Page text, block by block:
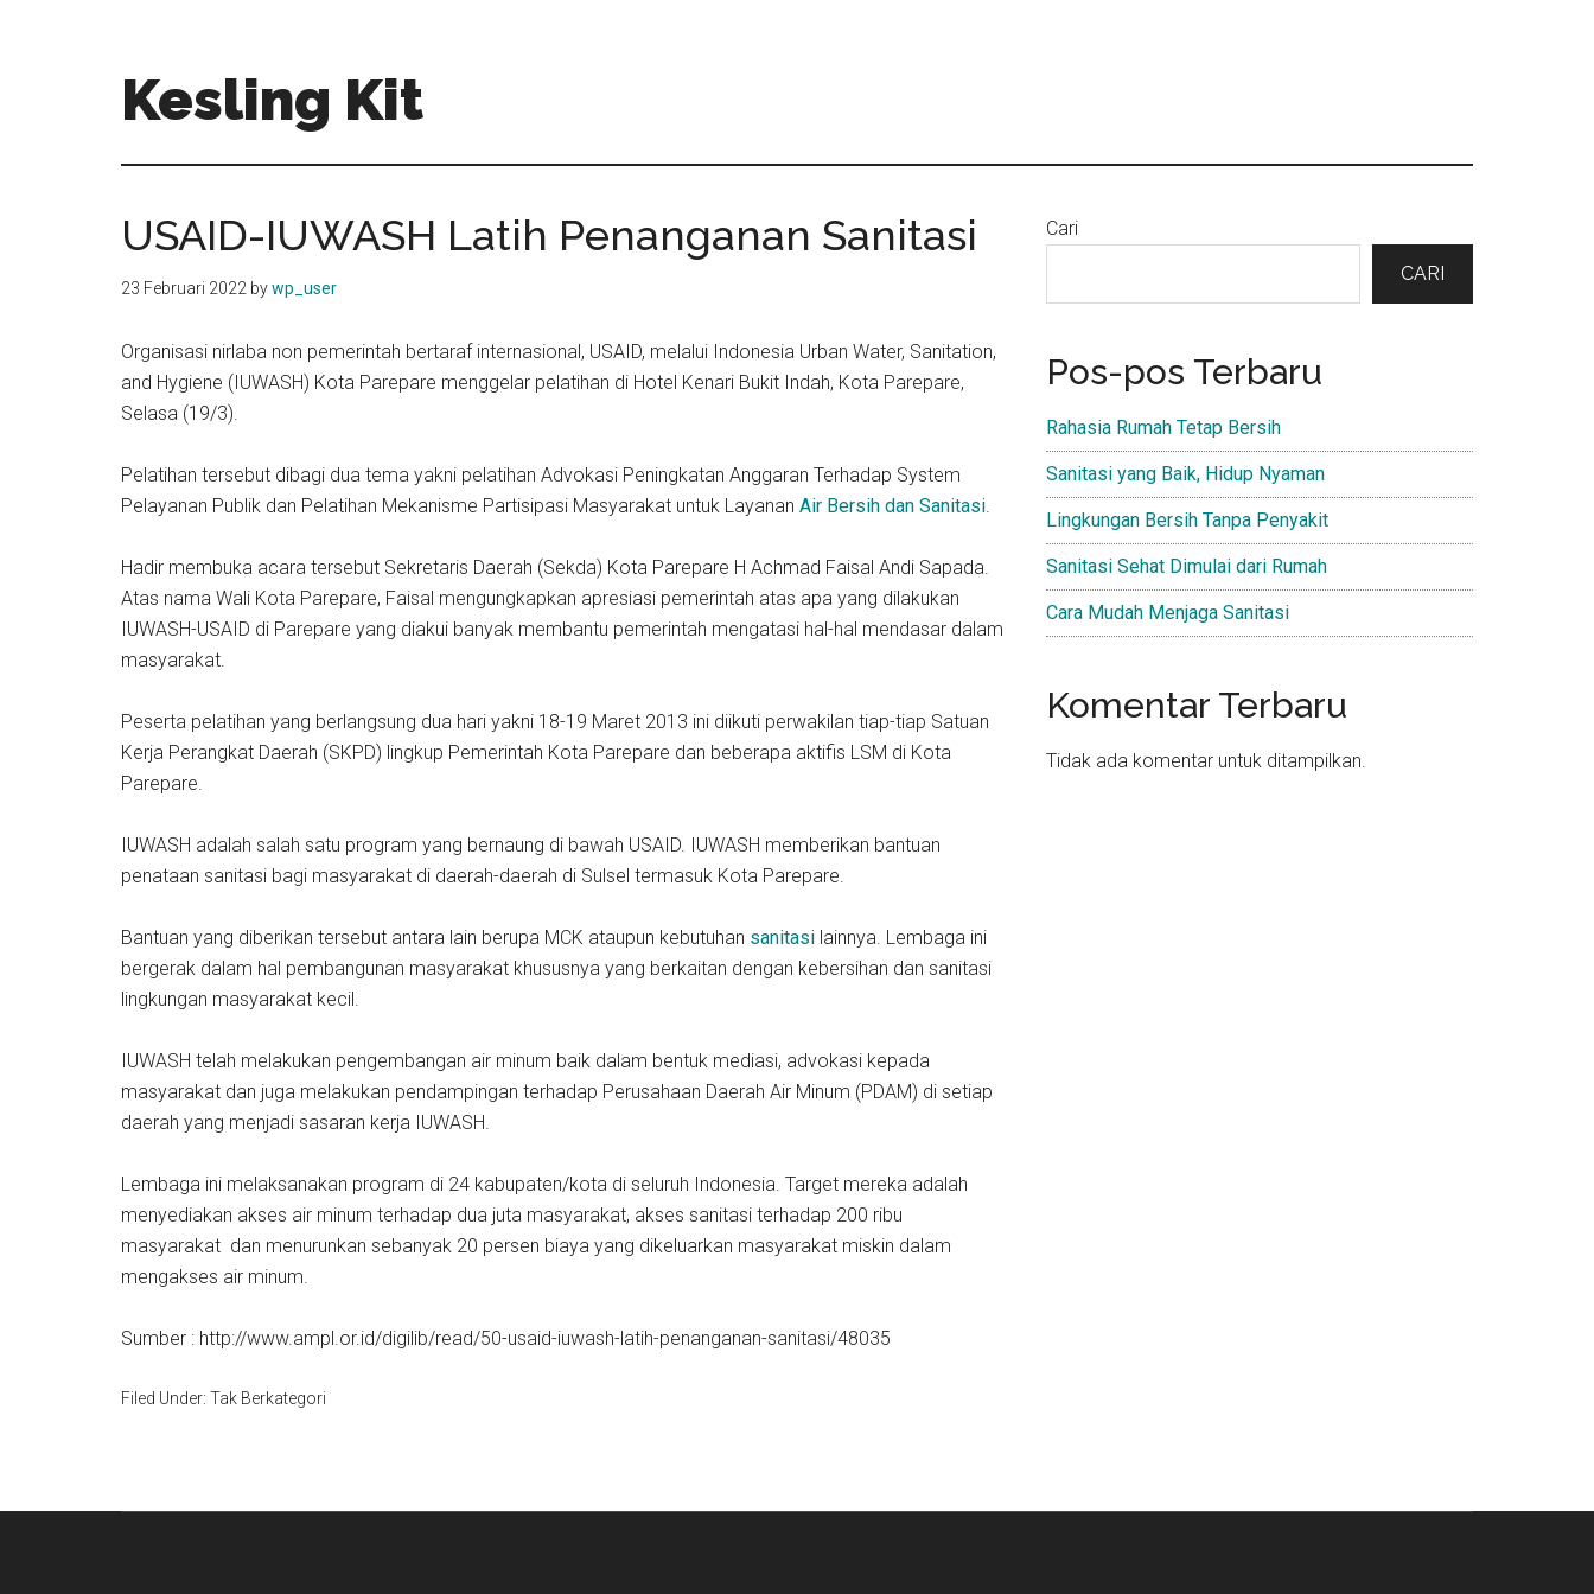
Kesling Kit
USAID-IUWASH Latih Penanganan Sanitasi
23 Februari 2022 bywp_user
Organisasi nirlaba non pemerintah bertaraf internasional, USAID, melalui Indonesia Urban Water, Sanitation,
and Hygiene (IUWASH) Kota Parepare menggelar pelatihan di Hotel Kenari Bukit Indah, Kota Parepare,
Selasa (19/3).
Pelatihan tersebut dibagi dua tema yakni pelatihan Advokasi Peningkatan Anggaran Terhadap System
Pelayanan Publik dan Pelatihan Mekanisme Partisipasi Masyarakat untuk Layanan Air Bersih dan Sanitasi.
Hadir membuka acara tersebut Sekretaris Daerah (Sekda) Kota Parepare H Achmad Faisal Andi Sapada.
Atas nama Wali Kota Parepare, Faisal mengungkapkan apresiasi pemerintah atas apa yang dilakukan
IUWASH-USAID di Parepare yang diakui banyak membantu pemerintah mengatasi hal-hal mendasar dalam
masyarakat.
Peserta pelatihan yang berlangsung dua hari yakni 18-19 Maret 2013 ini diikuti perwakilan tiap-tiap Satuan
Kerja Perangkat Daerah (SKPD) lingkup Pemerintah Kota Parepare dan beberapa aktifis LSM di Kota
Parepare.
IUWASH adalah salah satu program yang bernaung di bawah USAID. IUWASH memberikan bantuan
penataan sanitasi bagi masyarakat di daerah-daerah di Sulsel termasuk Kota Parepare.
Bantuan yang diberikan tersebut antara lain berupa MCK ataupun kebutuhan sanitasi lainnya. Lembaga ini
bergerak dalam hal pembangunan masyarakat khususnya yang berkaitan dengan kebersihan dan sanitasi
lingkungan masyarakat kecil.
IUWASH telah melakukan pengembangan air minum baik dalam bentuk mediasi, advokasi kepada
masyarakat dan juga melakukan pendampingan terhadap Perusahaan Daerah Air Minum (PDAM) di setiap
daerah yang menjadi sasaran kerja IUWASH.
Lembaga ini melaksanakan program di 24 kabupaten/kota di seluruh Indonesia. Target mereka adalah
menyediakan akses air minum terhadap dua juta masyarakat, akses sanitasi terhadap 200 ribu
masyarakat dan menurunkan sebanyak 20 persen biaya yang dikeluarkan masyarakat miskin dalam
mengakses air minum.
Sumber : http://www.ampl.or.id/digilib/read/50-usaid-iuwash-latih-penanganan-sanitasi/48035
Filed Under: Tak Berkategori
Primary
Cari
CARI
Pos-pos Terbaru
Rahasia Rumah Tetap Bersih
Sanitasi yang Baik, Hidup Nyaman
Lingkungan Bersih Tanpa Penyakit
Sanitasi Sehat Dimulai dari Rumah
Cara Mudah Menjaga Sanitasi
Komentar Terbaru
Tidak ada komentar untuk ditampilkan.